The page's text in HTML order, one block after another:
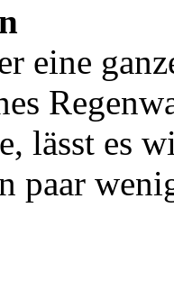
eine
lässt es
paar